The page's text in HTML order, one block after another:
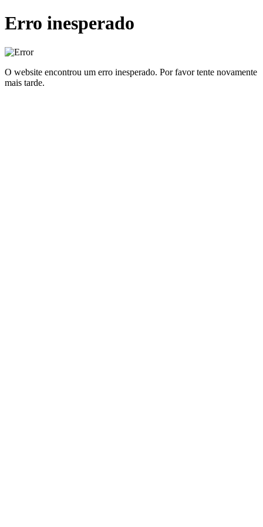
Erro inesperado
O website encontrou um erro inesperado. Por favor tente novamente
mais tarde.